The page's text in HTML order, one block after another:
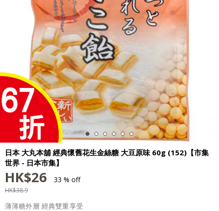
日本 大丸本舖 經典懷舊花生金絲糖 大豆原味 60g (152)【市集
世界 - 日本市集】
HK$26 33 % off
HK$38.9
薄薄糖外層 經典雙重享受